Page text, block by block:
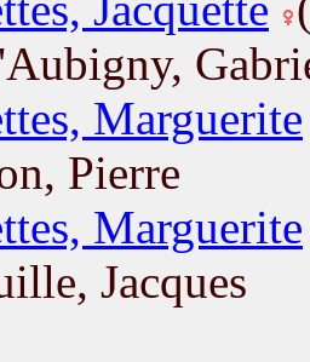
Marguerite
Pierre
Marguerite
Jacques